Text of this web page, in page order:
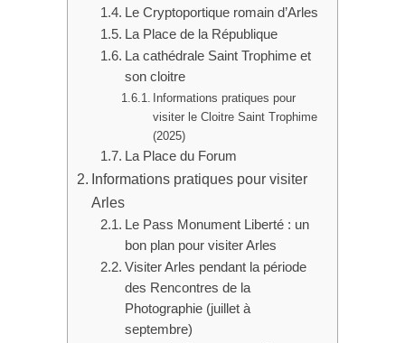
Le Cryptoportique romain d’Arles
La Place de la République
La cathédrale Saint Trophime et
son cloitre
Informations pratiques pour
visiter le Cloitre Saint Trophime
(2025)
La Place du Forum
Informations pratiques pour visiter
Arles
Le Pass Monument Liberté : un
bon plan pour visiter Arles
Visiter Arles pendant la période
des Rencontres de la
Photographie (juillet à
septembre)